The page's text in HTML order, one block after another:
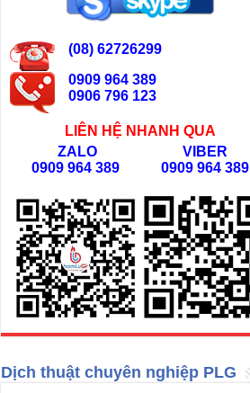
(08) 62726299
0909 964 389
0906 796 123
LIÊN HỆ NHANH QUA
ZALO
0909 964 389
VIBER
0909 964 389
Dịch thuật chuyên nghiệp PLG